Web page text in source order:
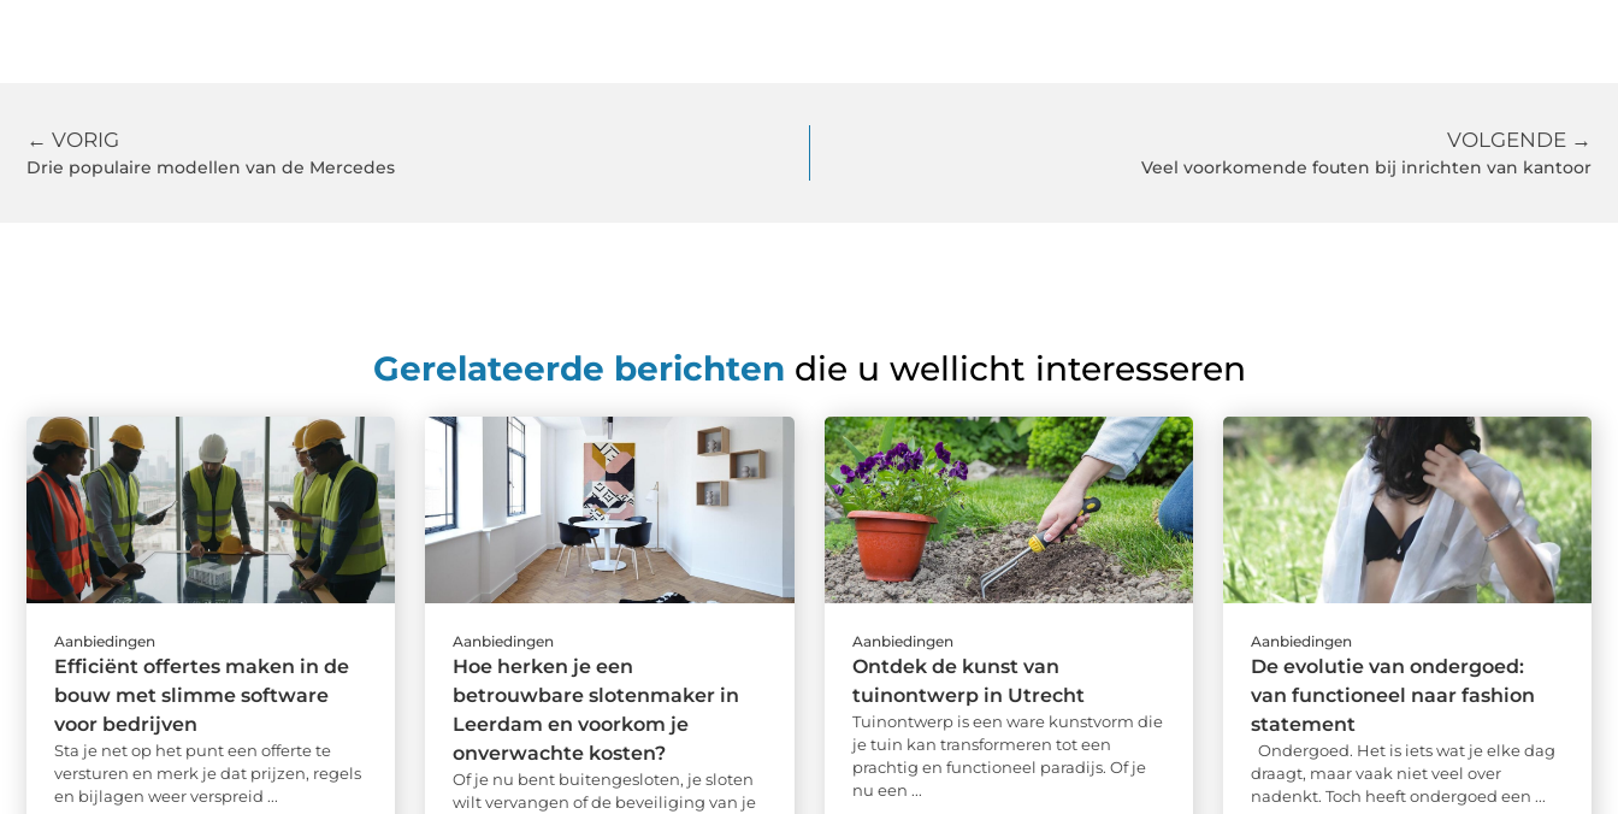
← VORIG
Drie populaire modellen van de Mercedes
VOLGENDE →
Veel voorkomende fouten bij inrichten van kantoor
Gerelateerde berichten die u wellicht interesseren
Aanbiedingen
Efficiënt offertes maken in de
bouw met slimme software
voor bedrijven
Sta je net op het punt een offerte te
versturen en merk je dat prijzen, regels
en bijlagen weer verspreid ...
Aanbiedingen
Hoe herken je een
betrouwbare slotenmaker in
Leerdam en voorkom je
onverwachte kosten?
Of je nu bent buitengesloten, je sloten
wilt vervangen of de beveiliging van je
Aanbiedingen
Ontdek de kunst van
tuinontwerp in Utrecht
Tuinontwerp is een ware kunstvorm die
je tuin kan transformeren tot een
prachtig en functioneel paradijs. Of je
nu een ...
Aanbiedingen
De evolutie van ondergoed:
van functioneel naar fashion
statement
Ondergoed. Het is iets wat je elke dag
draagt, maar vaak niet veel over
nadenkt. Toch heeft ondergoed een ...